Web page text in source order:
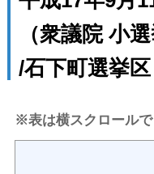
（衆議院 小
/石下町選挙区
※表は横スクロールで